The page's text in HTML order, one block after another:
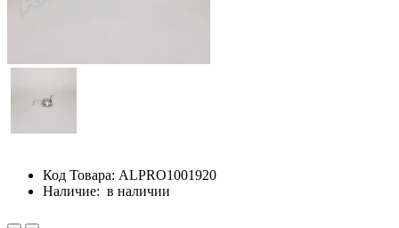
Код Товара: ALPRO1001920
Наличие: в наличии